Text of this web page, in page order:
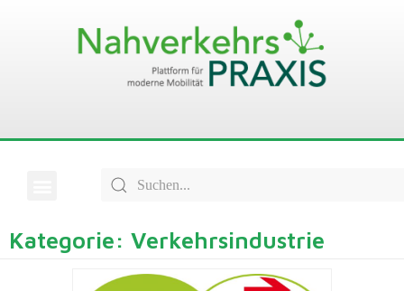
Kategorie: Verkehrsindustrie